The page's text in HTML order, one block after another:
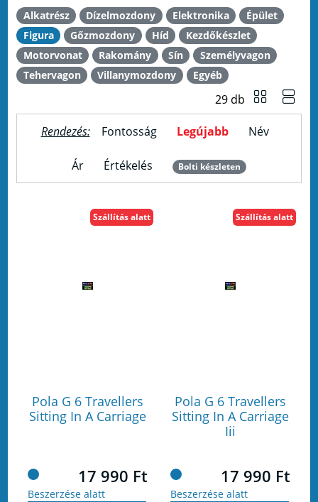
Alkatrész Dízelmozdony Elektronika
Épület
Figura
Gőzmozdony Híd
Kezdőkészlet
Motorvonat
Rakomány Sín
Személyvagon
Tehervagon
Villanymozdony Egyéb
29 db
Rendezés: Fontosság Legújabb Név
Ár Értékelés Bolti készleten
Pola G 6 Travellers
Sitting In A Carriage
Szállítás alatt
17 990 Ft
Beszerzése alatt
Pola G 6 Travellers
Sitting In A Carriage
Iii
Szállítás alatt
17 990 Ft
Beszerzése alatt